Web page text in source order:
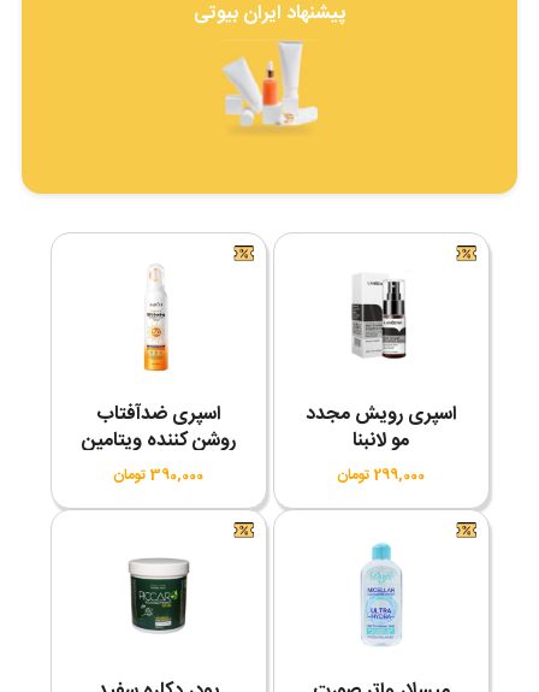
پیشنهاد ایران بیوتی
اسپری رویش مجدد
مو لانبنا
299,000 تومان
اسپری ضدآفتاب
روشن کننده ویتامین
390,000 تومان